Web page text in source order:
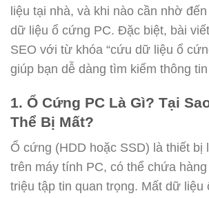
liệu tại nhà, và khi nào cần nhờ
dữ liệu ổ cứng PC. Đặc biệt, bài
SEO với từ khóa “cứu dữ liệu ổ
giúp bạn dễ dàng tìm kiếm thông
1. Ổ Cứng PC Là Gì? Tại
Thể Bị Mất?
Ổ cứng (HDD hoặc SSD) là thiết
trên máy tính PC, có thể chứa
triệu tập tin quan trọng. Mất dữ liệu